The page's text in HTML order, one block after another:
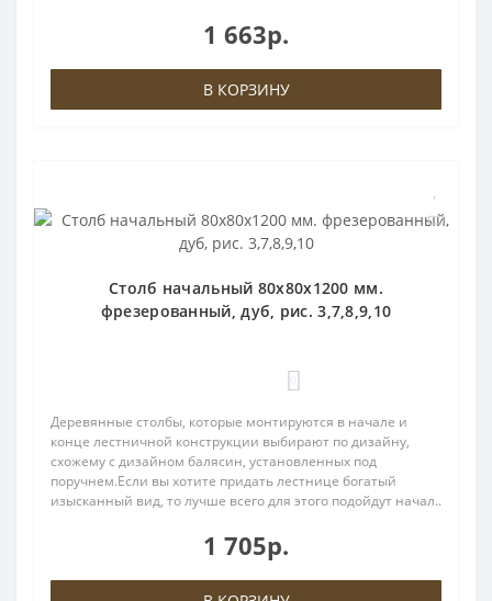
1 663р.
В КОРЗИНУ
Столб начальный 80х80х1200 мм.
фрезерованный, дуб, рис. 3,7,8,9,10
Деревянные столбы, которые монтируются в начале и
конце лестничной конструкции выбирают по дизайну,
схожему с дизайном балясин, установленных под
поручнем.Если вы хотите придать лестнице богатый
изысканный вид, то лучше всего для этого подойдут начал..
1 705р.